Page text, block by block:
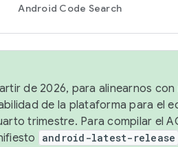
Android Code Search
de 2026, para alinearnos
de la plataforma para el
trimestre. Para compilar el
android-latest-release